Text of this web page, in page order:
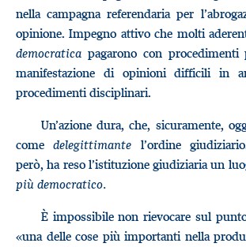
nella campagna referendaria per
opinione. Impegno attivo che molti
democratica pagarono con procedimenti
manifestazione di opinioni difficili in
procedimenti disciplinari.
Un’azione dura, che, sicuramente,
comedelegittimante l’ordine
però, ha reso l’istituzione giudiziaria un
più democratico.
È impossibile non rievocare sul
«una delle cose più importanti nella